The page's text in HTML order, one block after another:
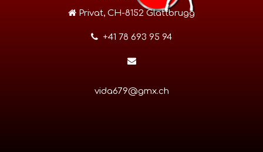
Privat, CH-8152 Glattbrugg
+41 78 693 95 94
vida679@gmx.ch